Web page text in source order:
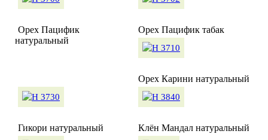
Орех Пацифик
натуральный
Орех Пацифик табак
Орех Карини натуральный
Гикори натуральный Клён Мандал натуральный